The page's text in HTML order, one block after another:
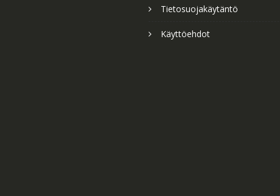
Tietosuojakäytäntö
Käyttöehdot